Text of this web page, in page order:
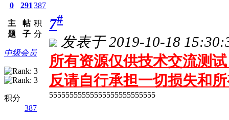
0
主
题
291
帖
子
387
积
分
中级会员
积分
387
7#
发表于 2019-10-18
所有资源仅供技术交流测
反请自行承担一切损失和
55555555555555555555555555